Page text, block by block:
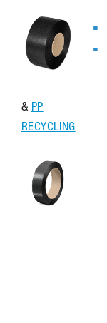
& PP
RECYCLING